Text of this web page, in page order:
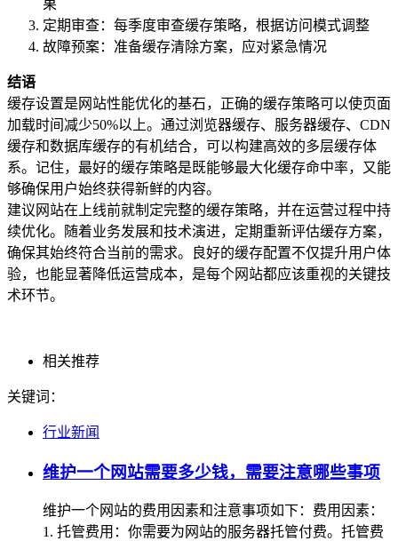
果
定期审查：每季度审查缓存策略，根据访问模式调整
故障预案：准备缓存清除方案，应对紧急情况
结语
缓存设置是网站性能优化的基石，正确的缓存策略可以使页面
加载时间减少50%以上。通过浏览器缓存、服务器缓存、CDN
缓存和数据库缓存的有机结合，可以构建高效的多层缓存体
系。记住，最好的缓存策略是既能够最大化缓存命中率，又能
够确保用户始终获得新鲜的内容。
建议网站在上线前就制定完整的缓存策略，并在运营过程中持
续优化。随着业务发展和技术演进，定期重新评估缓存方案，
确保其始终符合当前的需求。良好的缓存配置不仅提升用户体
验，也能显著降低运营成本，是每个网站都应该重视的关键技
术环节。
相关推荐
关键词：
行业新闻
维护一个网站需要多少钱，需要注意哪些事项
维护一个网站的费用因素和注意事项如下：费用因素：
1. 托管费用：你需要为网站的服务器托管付费。托管费